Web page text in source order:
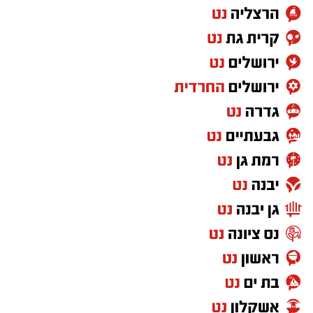
התרגשותם מהזכייה הדרמטית
"הזכייה המדהימה הזו היא עדות ישירה לעבודה
המקצועית, המאמץ המשותף וההשקעה הבלתי
פוסקת של המועדון בטיפוח הנוער. הילדים הללו
הוכיחו בגרות, משמעת וחשיבה אסטרטגית יוצאת
דופן על הלוח. אנחנו גאים בהם, במאמן ולדיסלב
ובהורים, ומבטיחים להמשיך להעניק להם את
המעטפת הטובה ביותר כדי שימשיכו להוביל את
ענף השחמט בישראל
ברכות מהנהגת העיר והספורט
מנכ"ל רשות הספורט העירונית
בחום את המועדון על ההישג הלאומי
"ברכות חמות למועדון השחמט אשדוד על זכייה